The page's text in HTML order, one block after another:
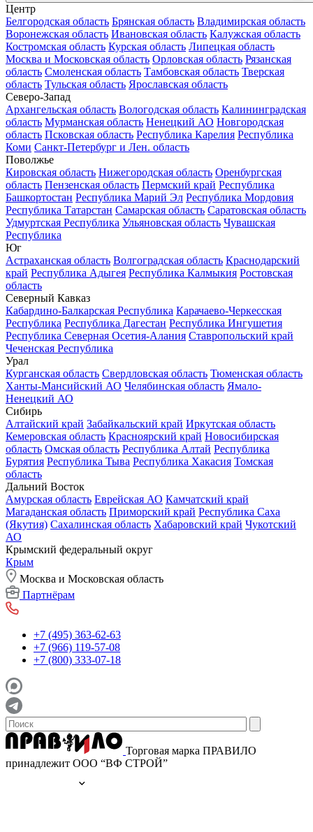
Центр
Белгородская область Брянская область Владимирская область
Воронежская область Ивановская область Калужская область
Костромская область Курская область Липецкая область
Москва и Московская область Орловская область Рязанская
область Смоленская область Тамбовская область Тверская
область Тульская область Ярославская область
Северо-Запад
Архангельская область Вологодская область Калининградская
область Мурманская область Ненецкий АО Новгородская
область Псковская область Республика Карелия Республика
Коми Санкт-Петербург и Лен. область
Поволжье
Кировская область Нижегородская область Оренбургская
область Пензенская область Пермский край Республика
Башкортостан Республика Марий Эл Республика Мордовия
Республика Татарстан Самарская область Саратовская область
Удмуртская Республика Ульяновская область Чувашская
Республика
Юг
Астраханская область Волгоградская область Краснодарский
край Республика Адыгея Республика Калмыкия Ростовская
область
Северный Кавказ
Кабардино-Балкарская Республика Карачаево-Черкесская
Республика Республика Дагестан Республика Ингушетия
Республика Северная Осетия-Алания Ставропольский край
Чеченская Республика
Урал
Курганская область Свердловская область Тюменская область
Ханты-Мансийский АО Челябинская область Ямало-
Ненецкий АО
Сибирь
Алтайский край Забайкальский край Иркутская область
Кемеровская область Красноярский край Новосибирская
область Омская область Республика Алтай Республика
Бурятия Республика Тыва Республика Хакасия Томская
область
Дальний Восток
Амурская область Еврейская АО Камчатский край
Магаданская область Приморский край Республика Саха
(Якутия) Сахалинская область Хабаровский край Чукотский
АО
Крымский федеральный округ
Крым
Москва и Московская область
Партнёрам
+7 (495) 363-62-63
+7 (966) 119-57-08
+7 (800) 333-07-18
Торговая марка ПРАВИЛО
принадлежит ООО “ВФ СТРОЙ”